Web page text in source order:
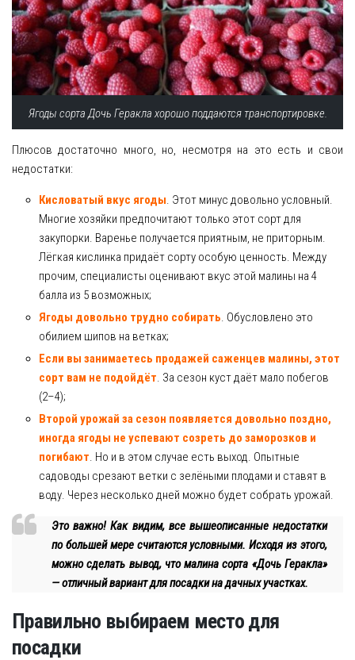
Ягоды сорта Дочь Геракла хорошо поддаются транспортировке.
Плюсов достаточно много, но, несмотря на это есть и свои
недостатки:
Кисловатый вкус ягоды. Этот минус довольно условный.
Многие хозяйки предпочитают только этот сорт для
закупорки. Варенье получается приятным, не приторным.
Лёгкая кислинка придаёт сорту особую ценность. Между
прочим, специалисты оценивают вкус этой малины на 4
балла из 5 возможных;
Ягоды довольно трудно собирать. Обусловлено это
обилием шипов на ветках;
Если вы занимаетесь продажей саженцев малины, этот
сорт вам не подойдёт. За сезон куст даёт мало побегов
(2–4);
Второй урожай за сезон появляется довольно поздно,
иногда ягоды не успевают созреть до заморозков и
погибают . Но и в этом случае есть выход. Опытные
садоводы срезают ветки с зелёными плодами и ставят в
воду. Через несколько дней можно будет собрать урожай.
Это важно! Как видим, все вышеописанные недостатки
по большей мере считаются условными. Исходя из этого,
можно сделать вывод, что малина сорта «Дочь Геракла»
— отличный вариант для посадки на дачных участках.
Правильно выбираем место для
посадки